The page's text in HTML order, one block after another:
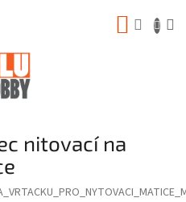
nitovací na